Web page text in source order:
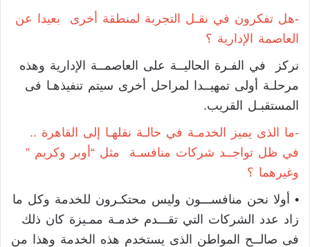
-هل تفكرون في نقـل التجربة لمنطقة أخرى بعيدا عن
العاصمة الإدارية ؟
نركز في الفـرة الحاليــة على العاصمــة الإدارية وهذه
مرحلـة أولى تمهيــدا لمراحل أخرى سيتم تنفيذهـا فى
المستقبـل القريب.
-ما الذى يميز الخدمـة في حالـة نقلهـا إلى القاهرة ..
في ظل تواجــد شركات منافسـة مثل “أوبر وكريم ”
وغيرهما ؟
• أولا نحن منافســـون وليس محتكـرون للخدمة وكل ما
زاد عدد الشركات التي تقـــدم خدمـة ممـيزة كان ذلك
فى صالــح المواطن الذى يستخدم هذه الخدمة وهذا من